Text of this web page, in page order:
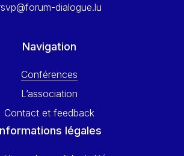
dialogue.lu
Navigation
Conférences
L’association
Contact et feedback
légales